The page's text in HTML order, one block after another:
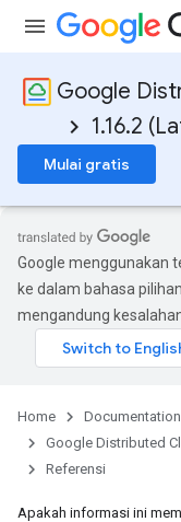
Google
1.16.2
Mulai gratis
Google menggunakan
ke dalam bahasa
mengandung
Home Documentation
Google Distributed
Referensi
Apakah informasi ini